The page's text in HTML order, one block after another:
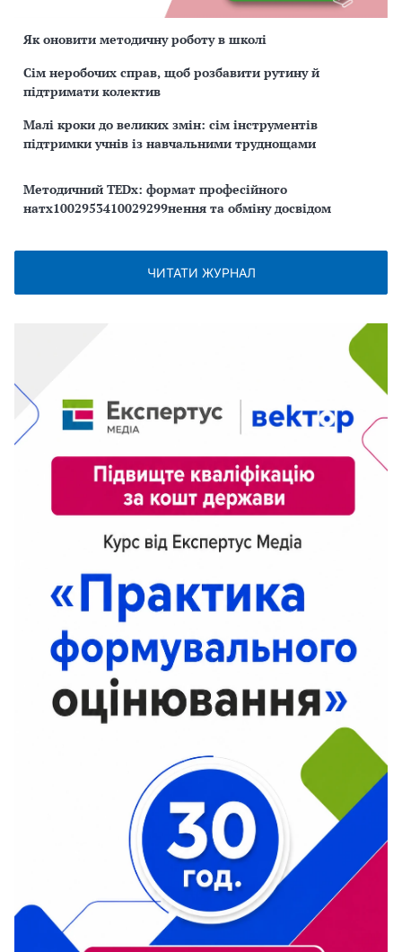
Як оновити методичну роботу в школі
Сім неробочих справ, щоб розбавити рутину й
підтримати колектив
Малі кроки до великих змін: сім інструментів
підтримки учнів із навчальними труднощами
Методичний TEDx: формат професійного
натх1002953410029299нення та обміну досвідом
ЧИТАТИ ЖУРНАЛ